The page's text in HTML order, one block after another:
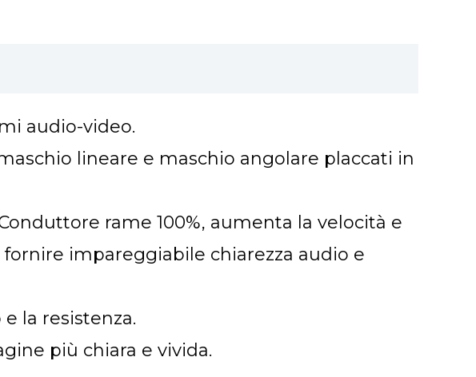
audio-video.
lineare e maschio angolare placcati in
rame 100%, aumenta la velocità e
impareggiabile chiarezza audio e
la resistenza.
più chiara e vivida.